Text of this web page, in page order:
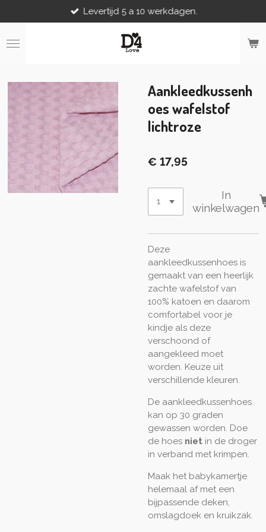
direct
naar
de
Levertijd 5 a 10 werkdagen.
Aankleedkussenh
oes wafelstof
lichtroze
€ 17,95
In
winkelwagen
Deze
aankleedkussenhoes is
gemaakt van een heerlijk
zachte wafelstof van
100% katoen en daarom
comfortabel voor je
kindje als deze
verschoond of
aangekleed moet
worden. Keuze uit
verschillende kleuren.
De aankleedkussenhoes
kan op 30 graden
gewassen worden. Doe
de hoes niet in de droger
in verband met krimpen.
Maak het babykamertje
helemaal af met een
bijpassende deken,
omslagdoek en kruikzak.